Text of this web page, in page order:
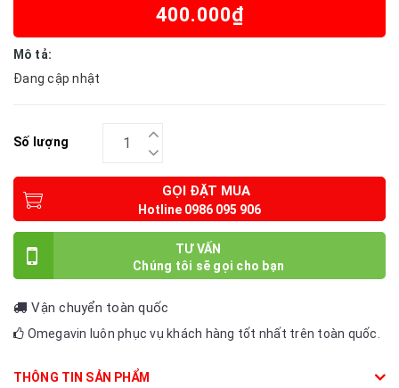
400.000₫
Mô tả:
Đang cập nhật
Số lượng
GỌI ĐẶT MUA
TƯ VẤN
Vận chuyển toàn quốc
Omegavin luôn phục vụ khách hàng tốt nhất trên toàn quốc.
THÔNG TIN SẢN PHẨM